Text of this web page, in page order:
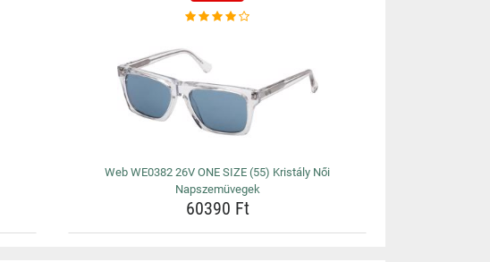
Web WE0382 26V ONE SIZE (55) Kristály Női
Napszemüvegek
60390 Ft